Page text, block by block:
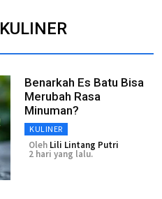
KULINER
Benarkah Es Batu Bisa
Merubah Rasa
Minuman?
KULINER
Oleh Lili Lintang Putri
2 hari yang lalu.